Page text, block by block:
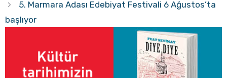
5. Marmara Adası Edebiyat Festivali 6 Ağustos’ta
başlıyor